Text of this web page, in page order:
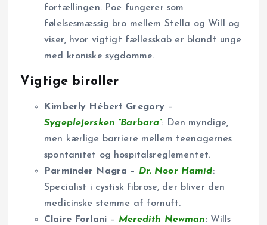
fortællingen. Poe fungerer som
følelsesmæssig bro mellem Stella og Will og
viser, hvor vigtigt fællesskab er blandt unge
med kroniske sygdomme.
Vigtige biroller
Kimberly Hébert Gregory –
Sygeplejersken “Barbara”: Den myndige,
men kærlige barriere mellem teenagernes
spontanitet og hospitalsreglementet.
Parminder Nagra – Dr. Noor Hamid:
Specialist i cystisk fibrose, der bliver den
medicinske stemme af fornuft.
Claire Forlani – Meredith Newman: Wills